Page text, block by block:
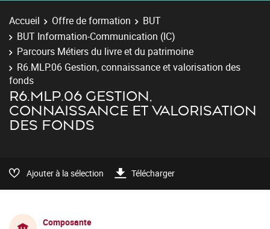
Accueil Offre de formation
BUT
BUT Information-Communication (IC)
Parcours Métiers du livre et du patrimoine
R6.MLP.06 Gestion, connaissance et valorisation des
fonds
R6.MLP.06 GESTION,
CONNAISSANCE ET VALORISATION
DES FONDS
Ajouter à la sélection Télécharger
Composante